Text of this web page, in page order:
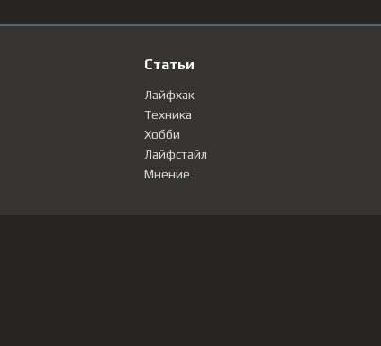
Статьи
Лайфхак
Техника
Хобби
Лайфстайл
Мнение